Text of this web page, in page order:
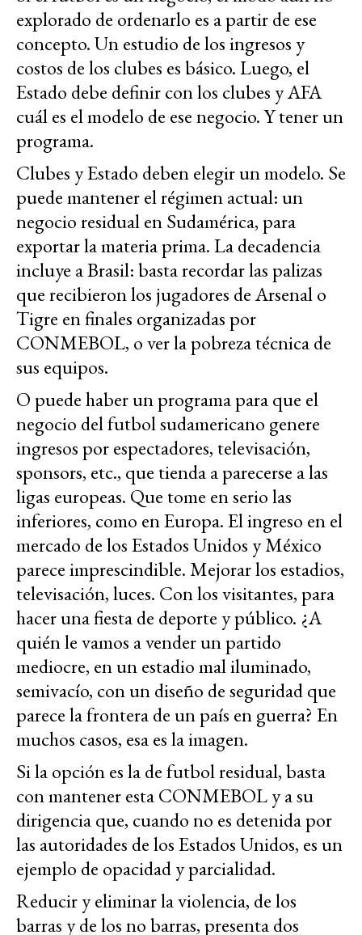
explorado de ordenarlo es a partir de ese
concepto. Un estudio de los ingresos y
costos de los clubes es básico. Luego, el
Estado debe definir con los clubes y AFA
cuál es el modelo de ese negocio. Y tener un
programa.
Clubes y Estado deben elegir un modelo. Se
puede mantener el régimen actual: un
negocio residual en Sudamérica, para
exportar la materia prima. La decadencia
incluye a Brasil: basta recordar las palizas
que recibieron los jugadores de Arsenal o
Tigre en finales organizadas por
CONMEBOL, o ver la pobreza técnica de
sus equipos.
O puede haber un programa para que el
negocio del futbol sudamericano genere
ingresos por espectadores, televisación,
sponsors, etc., que tienda a parecerse a las
ligas europeas. Que tome en serio las
inferiores, como en Europa. El ingreso en el
mercado de los Estados Unidos y México
parece imprescindible. Mejorar los estadios,
televisación, luces. Con los visitantes, para
hacer una fiesta de deporte y público. ¿A
quién le vamos a vender un partido
mediocre, en un estadio mal iluminado,
semivacío, con un diseño de seguridad que
parece la frontera de un país en guerra? En
muchos casos, esa es la imagen.
Si la opción es la de futbol residual, basta
con mantener esta CONMEBOL y a su
dirigencia que, cuando no es detenida por
las autoridades de los Estados Unidos, es un
ejemplo de opacidad y parcialidad.
Reducir y eliminar la violencia, de los
barras y de los no barras, presenta dos